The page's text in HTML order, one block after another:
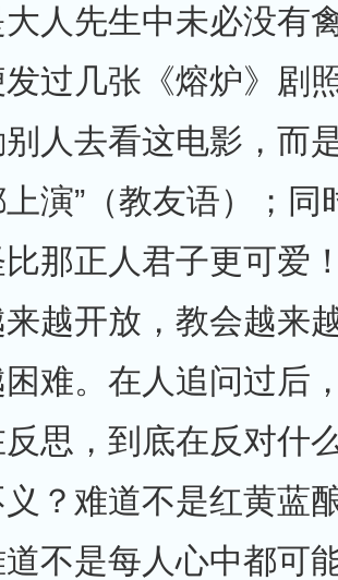
人先生中未必没有
过几张《熔炉》剧
人去看这电影，而
演”（教友语）；同
那正人君子更可爱
越开放，教会越来
难。在人追问过后
思，到底在反对什
？难道不是红黄蓝
不是每人心中都可